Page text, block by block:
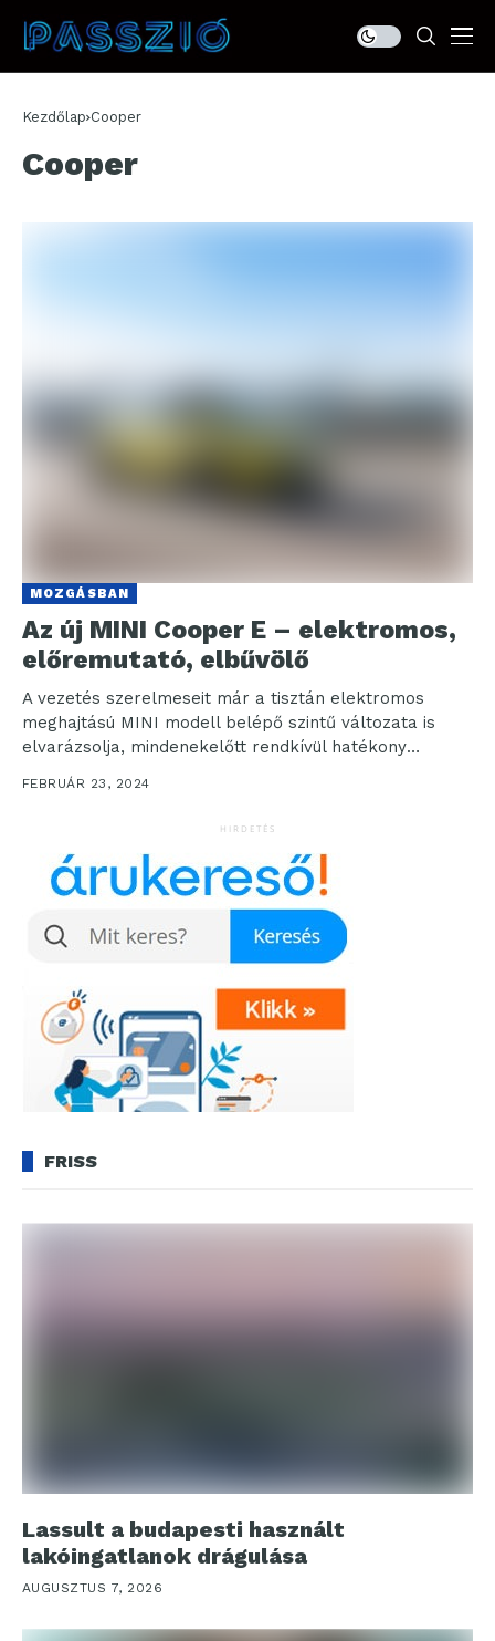
Kezdőlap Cooper
Cooper
MOZGÁSBAN
Az új MINI Cooper E – elektromos,
előremutató, elbűvölő
A vezetés szerelmeseit már a tisztán elektromos
meghajtású MINI modell belépő szintű változata is
elvarázsolja, mindenekelőtt rendkívül hatékony
hajtáslánc-technológiájával és hamisítatlan
menetdinamikai adottságaival....
FEBRUÁR 23, 2024
HIRDETÉS
FRISS
Lassult a budapesti használt
lakóingatlanok drágulása
AUGUSZTUS 7, 2026